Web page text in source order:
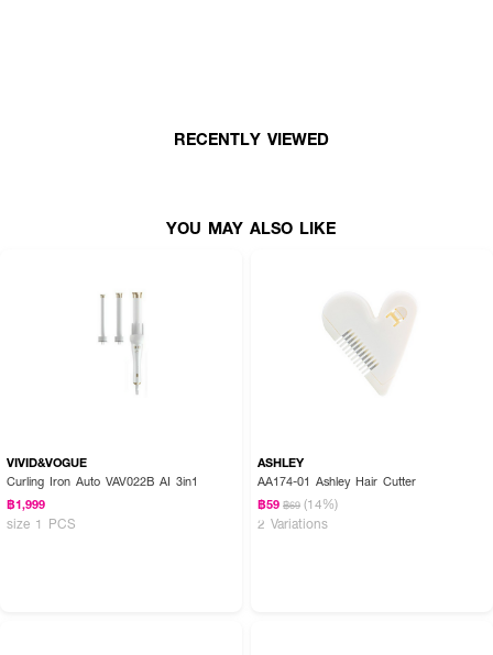
RECENTLY VIEWED
YOU MAY ALSO LIKE
VIVID&VOGUE
Curling Iron Auto VAV022B AI 3in1
฿1,999
size 1 PCS
ASHLEY
AA174-01 Ashley Hair Cutter
฿59 ฿69 (14%)
2 Variations